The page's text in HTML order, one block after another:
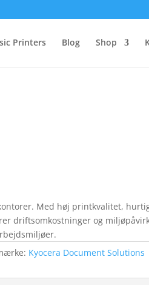
Printers Blog Shop
Med høj printkvalitet,
driftsomkostninger og
Kyocera Document Solutions